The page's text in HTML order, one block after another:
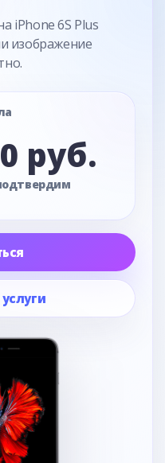
iPhone 6S Plus
изображение
руб.